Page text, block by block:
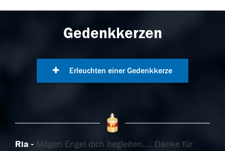
Gedenkkerzen
Erleuchten einer Gedenkkerze
Ria
Mögen Engel dich begleiten.... Danke für